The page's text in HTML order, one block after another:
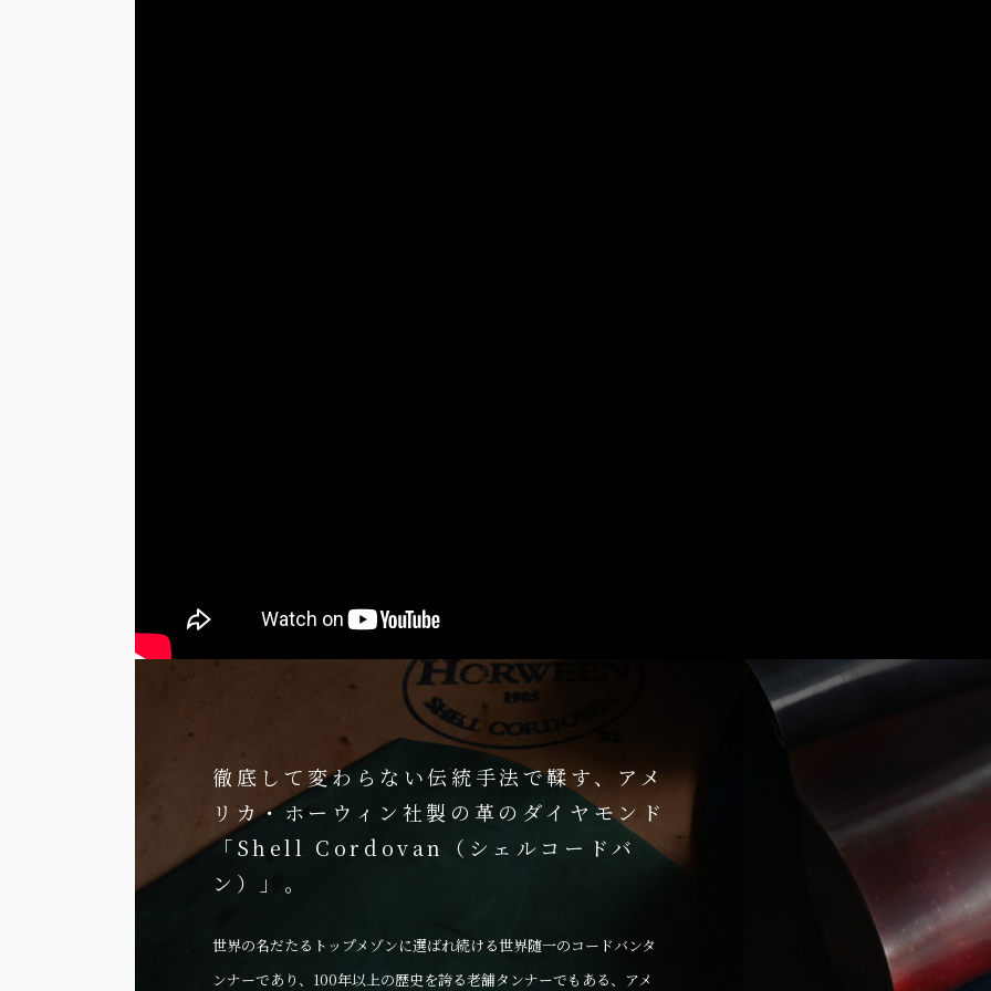
徹底して変わらない伝統手法で鞣す、アメ
リカ・ホーウィン社製の革のダイヤモンド
「Shell Cordovan（シェルコードバ
ン）」。
世界の名だたるトップメゾンに選ばれ続ける世界随一のコードバンタ
ンナーであり、100年以上の歴史を誇る老舗タンナーでもある、アメ